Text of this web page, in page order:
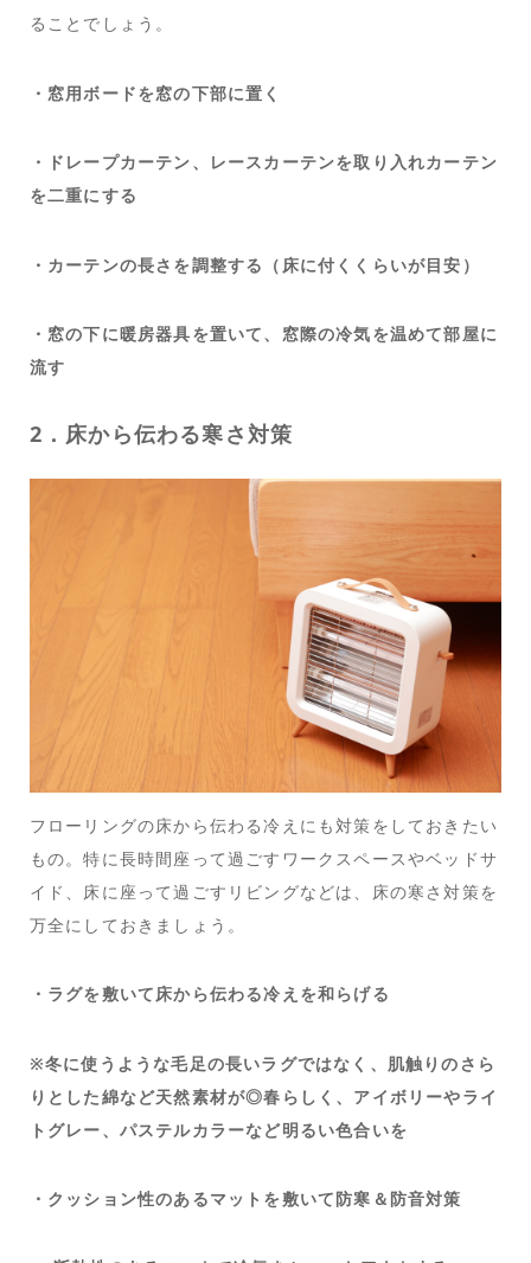
ることでしょう。
・窓用ボードを窓の下部に置く
・ドレープカーテン、レースカーテンを取り入れカーテン
を二重にする
・カーテンの長さを調整する（床に付くくらいが目安）
・窓の下に暖房器具を置いて、窓際の冷気を温めて部屋に
流す
2．床から伝わる寒さ対策
フローリングの床から伝わる冷えにも対策をしておきたい
もの。特に長時間座って過ごすワークスペースやベッドサ
イド、床に座って過ごすリビングなどは、床の寒さ対策を
万全にしておきましょう。
・ラグを敷いて床から伝わる冷えを和らげる
※冬に使うような毛足の長いラグではなく、肌触りのさら
りとした綿など天然素材が◎春らしく、アイボリーやライ
トグレー、パステルカラーなど明るい色合いを
・クッション性のあるマットを敷いて防寒＆防音対策